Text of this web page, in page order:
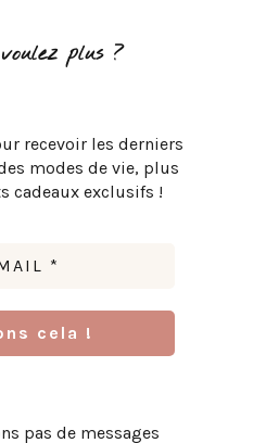
plus ?
recevoir les derniers
modes de vie, plus
cadeaux exclusifs !
pas de messages